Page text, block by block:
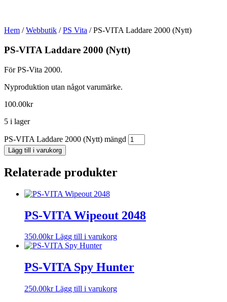
Hem /Webbutik /PS Vita / PS-VITA Laddare 2000 (Nytt)
PS-VITA Laddare 2000 (Nytt)
För PS-Vita 2000.
Nyproduktion utan något varumärke.
100.00kr
5 i lager
PS-VITA Laddare 2000 (Nytt) mängd
Lägg till i varukorg
Relaterade produkter
PS-VITA Wipeout 2048
350.00kr Lägg till i varukorg
PS-VITA Spy Hunter
250.00kr Lägg till i varukorg